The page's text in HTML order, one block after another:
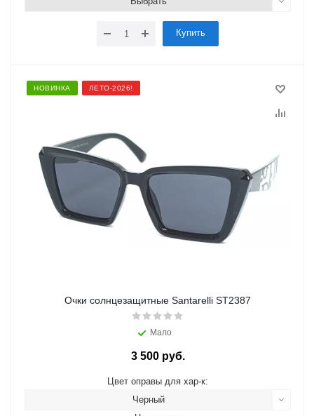
Купить
НОВИНКА ЛЕТО-2026!
Очки солнцезащитные Santarelli ST2387
Мало
3 500 руб.
Цвет оправы для хар-к:
Черный